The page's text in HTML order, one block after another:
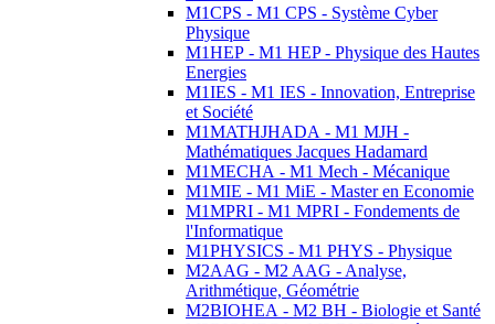
M1CPS - M1 CPS - Système Cyber
Physique
M1HEP - M1 HEP - Physique des Hautes
Energies
M1IES - M1 IES - Innovation, Entreprise
et Société
M1MATHJHADA - M1 MJH -
Mathématiques Jacques Hadamard
M1MECHA - M1 Mech - Mécanique
M1MIE - M1 MiE - Master en Economie
M1MPRI - M1 MPRI - Fondements de
l'Informatique
M1PHYSICS - M1 PHYS - Physique
M2AAG - M2 AAG - Analyse,
Arithmétique, Géométrie
M2BIOHEA - M2 BH - Biologie et Santé